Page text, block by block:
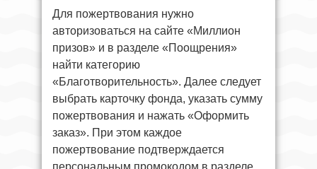
Для пожертвования нужно
авторизоваться на сайте «Миллион
призов» и в разделе «Поощрения»
найти категорию
«Благотворительность». Далее следует
выбрать карточку фонда, указать сумму
пожертвования и нажать «Оформить
заказ». При этом каждое
пожертвование подтверждается
персональным промокодом в разделе